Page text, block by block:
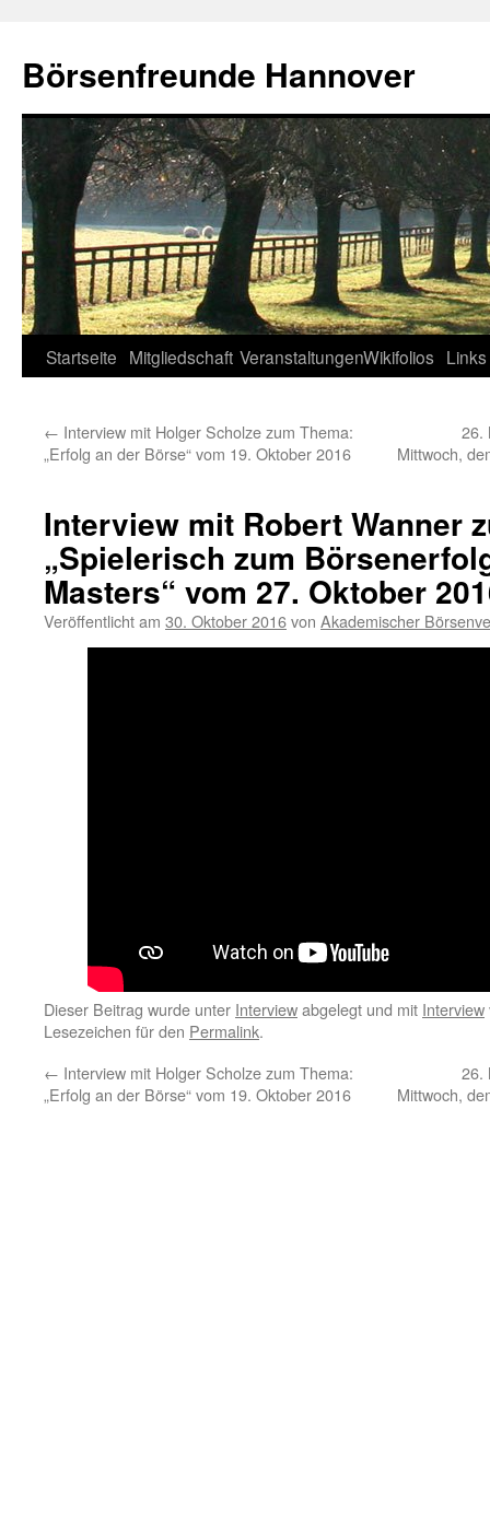
springen
Börsenfreunde Hannover
Startseite Mitgliedschaft VeranstaltungenWikifolios Links
← Interview mit Holger Scholze zum Thema:
„Erfolg an der Börse“ vom 19. Oktober 2016
26.
Mittwoch,
Interview mit Robert Wanner
„Spielerisch zum
Masters“ vom 27. Oktober
Veröffentlicht am 30. Oktober 2016von Akademischer
Dieser Beitrag wurde unter Interviewabgelegt und mit Interview
Lesezeichen für den Permalink.
← Interview mit Holger Scholze zum Thema:
„Erfolg an der Börse“ vom 19. Oktober 2016
26.
Mittwoch,